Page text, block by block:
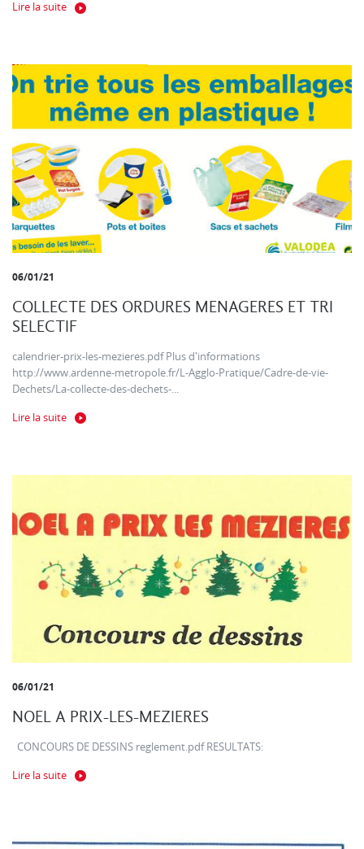
Lire la suite
06/01/21
COLLECTE DES ORDURES MENAGERES ET TRI
SELECTIF
calendrier-prix-les-mezieres.pdf Plus d'informations
http://www.ardenne-metropole.fr/L-Agglo-Pratique/Cadre-de-vie-
Dechets/La-collecte-des-dechets-...
Lire la suite
06/01/21
NOEL A PRIX-LES-MEZIERES
CONCOURS DE DESSINS reglement.pdf RESULTATS:
Lire la suite